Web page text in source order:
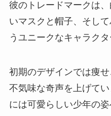
彼のトレードマークは
いマスクと帽子、そし
うユニークなキャラクタ
初期のデザインでは痩
不気味な奇声を上げて
には可愛らしい少年の姿